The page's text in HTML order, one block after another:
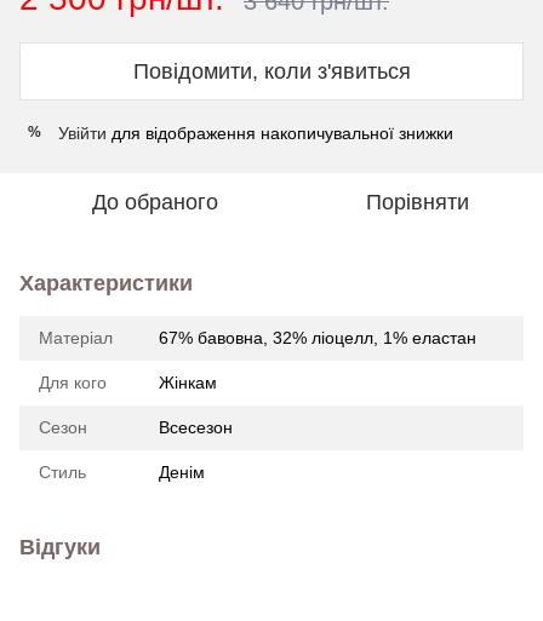
Повідомити, коли з'явиться
% Увійти для відображення накопичувальної знижки
До обраного Порівняти
Характеристики
Матеріал 67% бавовна, 32% ліоцелл, 1% еластан
Для кого Жінкам
Сезон Всесезон
Стиль Денім
Відгуки